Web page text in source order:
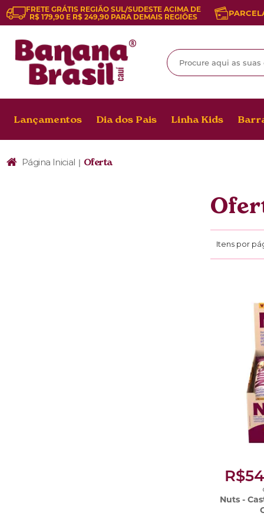
FRETE GRÁTIS REGIÃO SUL/SUDESTE ACIMA DE
R$ 179,90 E R$ 249,90 PARA DEMAIS REGIÕES
Lançamentos Dia dos Pais Linha Kids
Página Inicial | Oferta
Itens por
Nuts -